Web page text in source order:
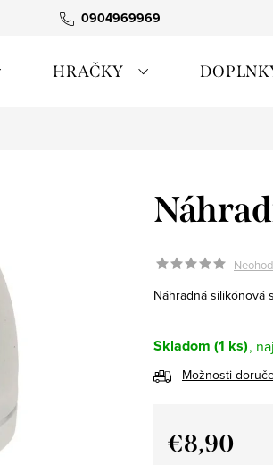
0904969969
expedícia Tovar skladom
HRAČKY
Náhradná silikónová
Skladom (1 ks)
Možnosti
€8,90